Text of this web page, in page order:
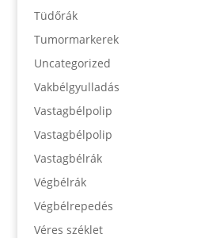
Tüdőrák
Tumormarkerek
Uncategorized
Vakbélgyulladás
Vastagbélpolip
Vastagbélpolip
Vastagbélrák
Végbélrák
Végbélrepedés
Véres széklet